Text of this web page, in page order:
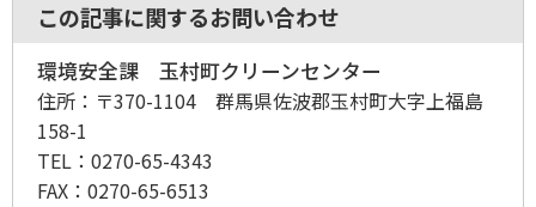
この記事に関するお問い合わせ
環境安全課 玉村町クリーンセンター
住所： 〒370-1104 群馬県佐波郡玉村町大字上福島
158-1
TEL： 0270-65-4343
FAX： 0270-65-6513